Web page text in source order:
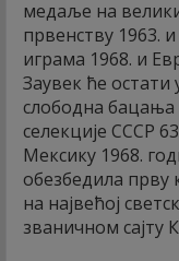
медаље на
првенству 1963.
играма 1968. и
Заувек ће
слободна
селекције СССР
Мексику 1968.
обезбедила
на највећој
званичном сајту